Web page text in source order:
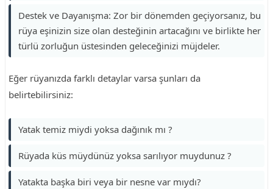
Destek ve Dayanışma: Zor bir dönemden geçiyorsanız, bu
rüya eşinizin size olan desteğinin artacağını ve birlikte her
türlü zorluğun üstesinden geleceğinizi müjdeler.
Eğer rüyanızda farklı detaylar varsa şunları da
belirtebilirsiniz:
Yatak temiz miydi yoksa dağınık mı ?
Rüyada küs müydünüz yoksa sarılıyor muydunuz ?
Yatakta başka biri veya bir nesne var mıydı?